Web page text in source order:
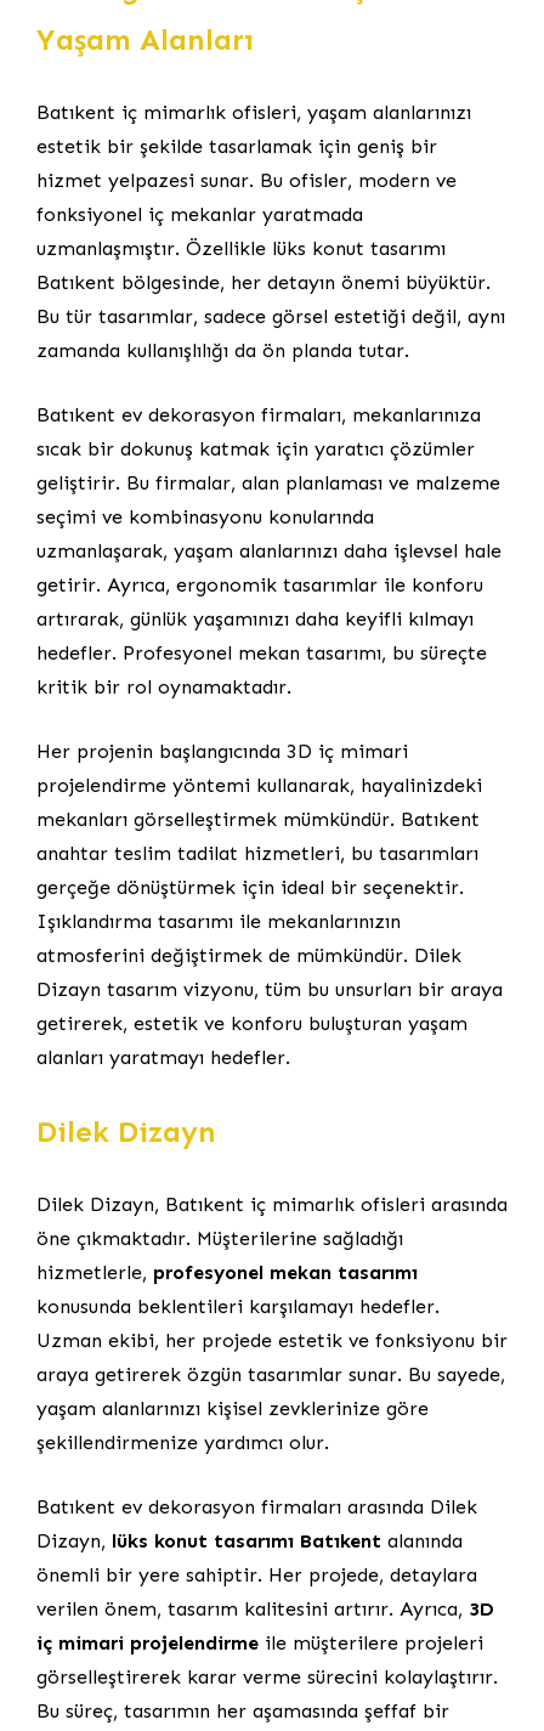
Yaşam Alanları
Batıkent iç mimarlık ofisleri, yaşam alanlarınızı
estetik bir şekilde tasarlamak için geniş bir
hizmet yelpazesi sunar. Bu ofisler, modern ve
fonksiyonel iç mekanlar yaratmada
uzmanlaşmıştır. Özellikle lüks konut tasarımı
Batıkent bölgesinde, her detayın önemi büyüktür.
Bu tür tasarımlar, sadece görsel estetiği değil, aynı
zamanda kullanışlılığı da ön planda tutar.
Batıkent ev dekorasyon firmaları, mekanlarınıza
sıcak bir dokunuş katmak için yaratıcı çözümler
geliştirir. Bu firmalar, alan planlaması ve malzeme
seçimi ve kombinasyonu konularında
uzmanlaşarak, yaşam alanlarınızı daha işlevsel hale
getirir. Ayrıca, ergonomik tasarımlar ile konforu
artırarak, günlük yaşamınızı daha keyifli kılmayı
hedefler. Profesyonel mekan tasarımı, bu süreçte
kritik bir rol oynamaktadır.
Her projenin başlangıcında 3D iç mimari
projelendirme yöntemi kullanarak, hayalinizdeki
mekanları görselleştirmek mümkündür. Batıkent
anahtar teslim tadilat hizmetleri, bu tasarımları
gerçeğe dönüştürmek için ideal bir seçenektir.
Işıklandırma tasarımı ile mekanlarınızın
atmosferini değiştirmek de mümkündür. Dilek
Dizayn tasarım vizyonu, tüm bu unsurları bir araya
getirerek, estetik ve konforu buluşturan yaşam
alanları yaratmayı hedefler.
Dilek Dizayn
Dilek Dizayn, Batıkent iç mimarlık ofisleri arasında
öne çıkmaktadır. Müşterilerine sağladığı
hizmetlerle, profesyonel mekan tasarımı
konusunda beklentileri karşılamayı hedefler.
Uzman ekibi, her projede estetik ve fonksiyonu bir
araya getirerek özgün tasarımlar sunar. Bu sayede,
yaşam alanlarınızı kişisel zevklerinize göre
şekillendirmenize yardımcı olur.
Batıkent ev dekorasyon firmaları arasında Dilek
Dizayn, lüks konut tasarımı Batıkent alanında
önemli bir yere sahiptir. Her projede, detaylara
verilen önem, tasarım kalitesini artırır. Ayrıca, 3D
iç mimari projelendirme ile müşterilere projeleri
görselleştirerek karar verme sürecini kolaylaştırır.
Bu süreç, tasarımın her aşamasında şeffaf bir